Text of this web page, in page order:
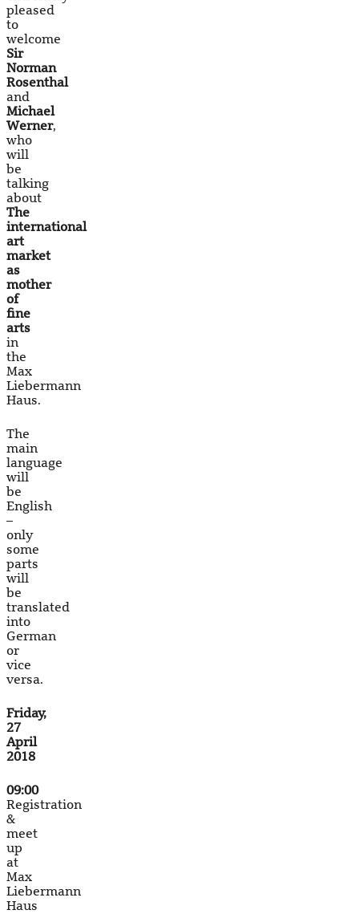
pleased
to
welcome
Sir
Norman
Rosenthal
and
Michael
Werner,
who
will
be
talking
about
The
international
art
market
as
mother
of
fine
arts
in
the
Max
Liebermann
Haus.
The
main
language
will
be
English
–
only
some
parts
will
be
translated
into
German
or
vice
versa.
Friday,
27
April
2018
09:00
Registration
&
meet
up
at
Max
Liebermann
Haus